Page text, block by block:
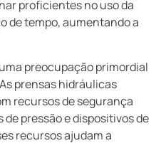
proficientes no uso da
de tempo, aumentando a
preocupação primordial
prensas hidráulicas
recursos de segurança
pressão e dispositivos de
recursos ajudam a